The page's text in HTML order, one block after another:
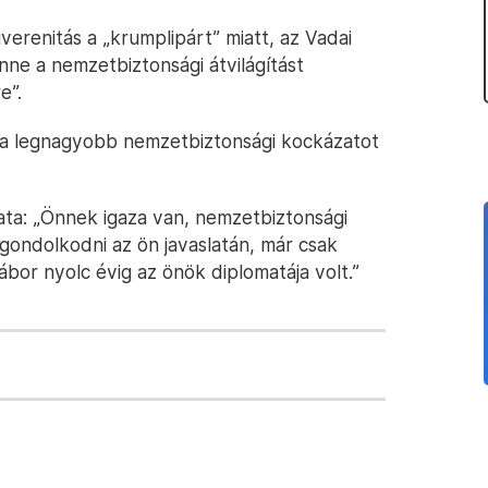
a „krumplipárt” miatt, az Vadai
a nemzetbiztonsági átvilágítást
legnagyobb nemzetbiztonsági kockázatot
„Önnek igaza van, nemzetbiztonsági
az ön javaslatán, már csak
nyolc évig az önök diplomatája volt.”